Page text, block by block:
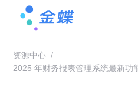
资源中心 /
2025 年财务报表管理系统最新功